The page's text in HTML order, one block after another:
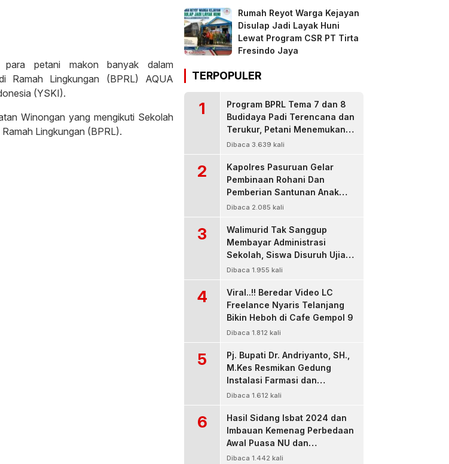
petani makon banyak dalam
Ramah Lingkungan (BPRL) AQUA
(YSKI).
Winongan yang mengikuti Sekolah
Lingkungan (BPRL).
Rumah Reyot Warga Kejayan
Disulap Jadi Layak Huni
Lewat Program CSR PT Tirta
Fresindo Jaya
TERPOPULER
1
Program BPRL Tema 7 dan 8
Budidaya Padi Terencana dan
Terukur, Petani Menemukan
Penanggulangan Hama
Dibaca 3.639 kali
2
Kapolres Pasuruan Gelar
Pembinaan Rohani Dan
Pemberian Santunan Anak
Yatim untuk Tingkatkan
Dibaca 2.085 kali
3
Walimurid Tak Sanggup
Membayar Administrasi
Sekolah, Siswa Disuruh Ujian
di Luar Kelas
Dibaca 1.955 kali
4
Viral..!! Beredar Video LC
Freelance Nyaris Telanjang
Bikin Heboh di Cafe Gempol 9
Dibaca 1.812 kali
5
Pj. Bupati Dr. Andriyanto, SH.,
M.Kes Resmikan Gedung
Instalasi Farmasi dan
Dropzone IGD, RSUD Bangil
Dibaca 1.612 kali
6
Hasil Sidang Isbat 2024 dan
Imbauan Kemenag Perbedaan
Awal Puasa NU dan
Muhamadiyah
Dibaca 1.442 kali